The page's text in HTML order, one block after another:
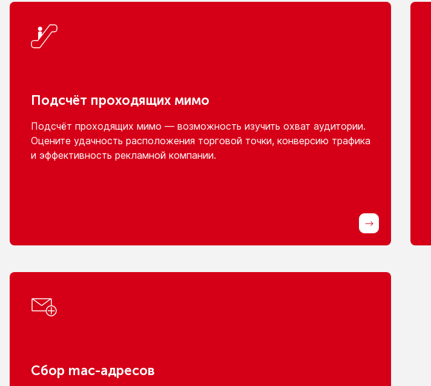
Подсчёт проходящих мимо
Подсчёт проходящих мимо — возможность изучить охват аудитории.
Оцените удачность расположения торговой точки, конверсию трафика
и эффективность рекламной компании.
Сбор mac-адресов